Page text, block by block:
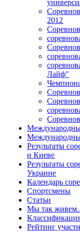
2012
Лайф"
Результаты
и Киеве
Результаты
Украине
Календарь
Спортсмены
Статьи
Мы так
Рейтинг